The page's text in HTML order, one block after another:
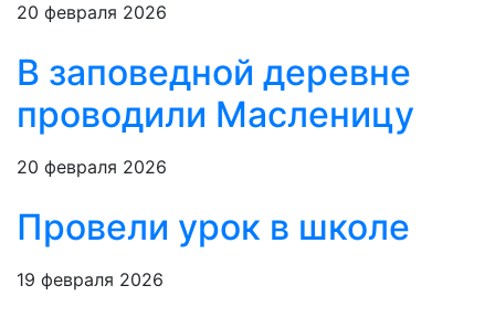
20 февраля 2026
В заповедной деревне
проводили Масленицу
20 февраля 2026
Провели урок в школе
19 февраля 2026